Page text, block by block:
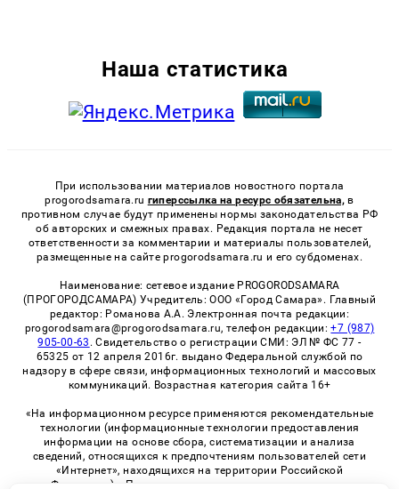
Наша статистика
При использовании материалов новостного портала
progorodsamara.ru гиперссылка на ресурс обязательна, в
противном случае будут применены нормы законодательства РФ
об авторских и смежных правах. Редакция портала не несет
ответственности за комментарии и материалы пользователей,
размещенные на сайте progorodsamara.ru и его субдоменах.
Наименование: сетевое издание PROGORODSAMARA
(ПРОГОРОДСАМАРА) Учредитель: ООО «Город Самара». Главный
редактор: Романова А.А. Электронная почта редакции:
progorodsamara@progorodsamara.ru, телефон редакции:+7 (987)
905-00-63 . Свидетельство о регистрации СМИ: ЭЛ № ФС 77 -
65325 от 12 апреля 2016г. выдано Федеральной службой по
надзору в сфере связи, информационных технологий и массовых
коммуникаций. Возрастная категория сайта 16+
«На информационном ресурсе применяются рекомендательные
технологии (информационные технологии предоставления
информации на основе сбора, систематизации и анализа
сведений, относящихся к предпочтениям пользователей сети
«Интернет», находящихся на территории Российской
Федерации)». Правила применения рекомендательных